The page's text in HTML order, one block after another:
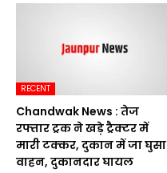
RECENT
Chandwak News : तेज
रफ्तार ट्रक ने खड़े ट्रैक्टर में
मारी टक्कर, दुकान में जा घुसा
वाहन, दुकानदार घायल